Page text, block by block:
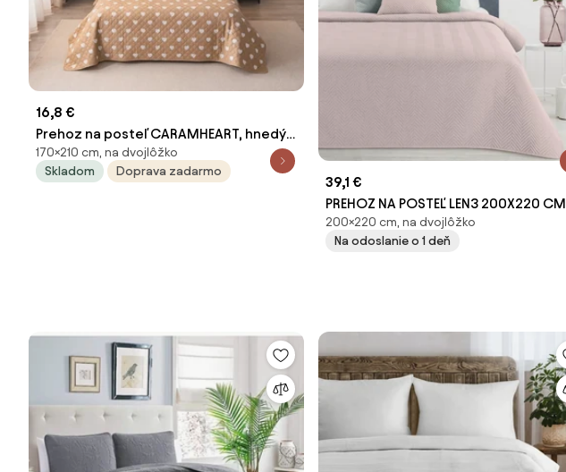
16,8 €
Prehoz na posteľ CARAMHEART, hnedý
Rozmer: 170 x 210 cm
170×210 cm, na dvojlôžko
Skladom
Doprava zadarmo
39,1 €
PREHOZ NA POSTEĽ LEN3 200X220 CM
RUŽOVÝ
200×220 cm, na dvojlôžko
Na odoslanie o 1 deň